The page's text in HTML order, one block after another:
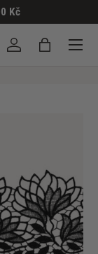
Kč
Přihlásit se
Taška
Menu